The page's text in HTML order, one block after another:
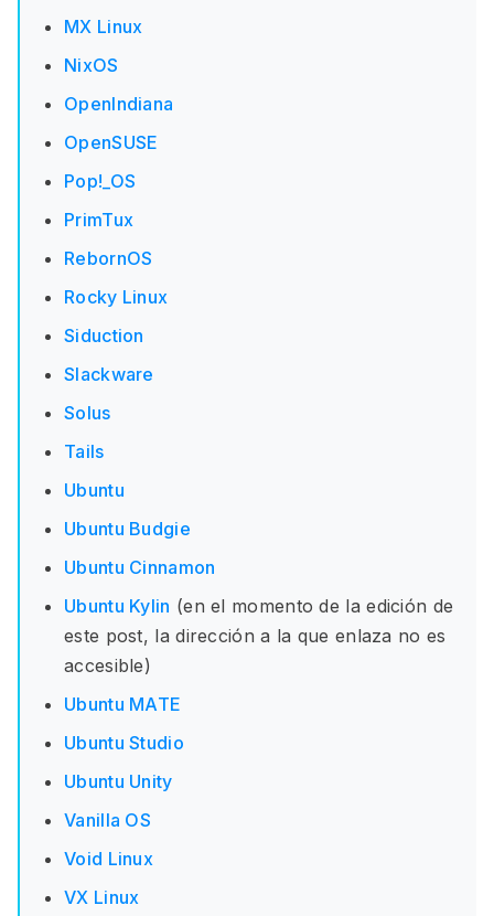
MX Linux
NixOS
OpenIndiana
OpenSUSE
Pop!_OS
PrimTux
RebornOS
Rocky Linux
Siduction
Slackware
Solus
Tails
Ubuntu
Ubuntu Budgie
Ubuntu Cinnamon
Ubuntu Kylin (en el momento de la edición de
este post, la dirección a la que enlaza no es
accesible)
Ubuntu MATE
Ubuntu Studio
Ubuntu Unity
Vanilla OS
Void Linux
VX Linux